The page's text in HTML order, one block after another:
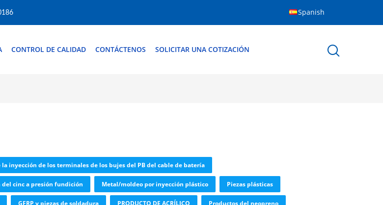
Spanish
CONTROL DE CALIDAD CONTÁCTENOS SOLICITAR UNA COTIZACIÓN
la inyección de los terminales de los bujes del PB del cable de batería
del cinc a presión fundición Metal/moldeo por inyección plástico Piezas plásticas
GFRP y piezas de soldadura PRODUCTO DE ACRÍLICO Productos del neopreno